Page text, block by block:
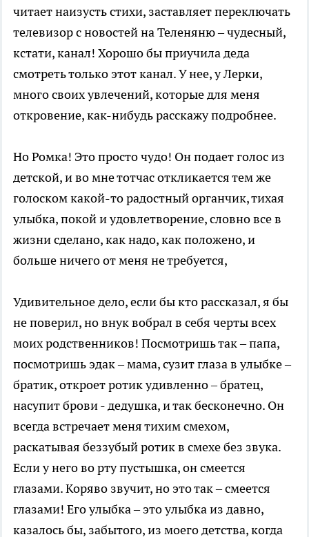
читает наизусть стихи, заставляет переключать
телевизор с новостей на Теленяню – чудесный,
кстати, канал! Хорошо бы приучила деда
смотреть только этот канал. У нее, у Лерки,
много своих увлечений, которые для меня
откровение, как-нибудь расскажу подробнее.
Но Ромка! Это просто чудо! Он подает голос из
детской, и во мне тотчас откликается тем же
голоском какой-то радостный органчик, тихая
улыбка, покой и удовлетворение, словно все в
жизни сделано, как надо, как положено, и
больше ничего от меня не требуется,
Удивительное дело, если бы кто рассказал, я бы
не поверил, но внук вобрал в себя черты всех
моих родственников! Посмотришь так – папа,
посмотришь эдак – мама, сузит глаза в улыбке –
братик, откроет ротик удивленно – братец,
насупит брови - дедушка, и так бесконечно. Он
всегда встречает меня тихим смехом,
раскатывая беззубый ротик в смехе без звука.
Если у него во рту пустышка, он смеется
глазами. Коряво звучит, но это так – смеется
глазами! Его улыбка – это улыбка из давно,
казалось бы, забытого, из моего детства, когда